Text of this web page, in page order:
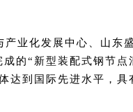
业化发展中心、山东
的“新型装配式钢节
到国际先进水平，具